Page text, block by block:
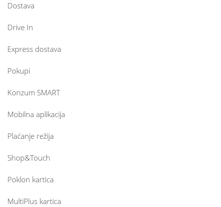
Dostava
Drive In
Express dostava
Pokupi
Konzum SMART
Mobilna aplikacija
Plaćanje režija
Shop&Touch
Poklon kartica
MultiPlus kartica